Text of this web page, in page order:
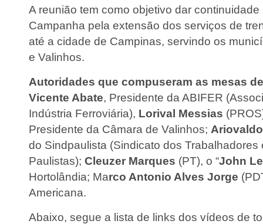
A reunião tem como objetivo dar
Campanha pela extensão dos serviços de
até a cidade de Campinas, servindo os
e Valinhos.
Autoridades que compuseram as mesas
Vicente Abate, Presidente da ABIFER
Indústria Ferroviária), Lorival Messias
Presidente da Câmara de Valinhos;
do Sindpaulista (Sindicato dos
Paulistas); Cleuzer Marques (PT), o “John
Hortolândia; Marco Antonio Alves Jorge
Americana.
Abaixo, segue a lista de links dos vídeos de